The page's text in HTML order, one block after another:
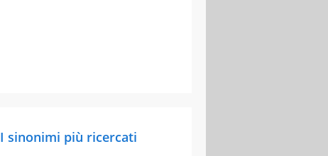
I sinonimi più ricercati